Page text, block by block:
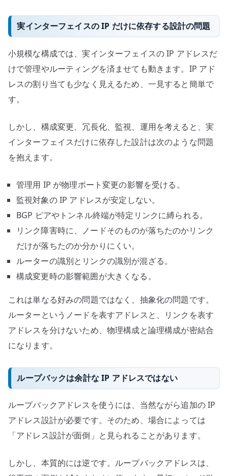
実インターフェイスの IP だけに依存する設計の問題
小規模な構成では、実インターフェイスの IP アドレスだ
けで管理やルーティングを済ませても動きます。IP アド
レスの割り当ても少なく見えるため、一見すると簡単で
す。
しかし、構成変更、冗長化、監視、運用を考えると、実
インターフェイスだけに依存した設計は次のような問題
を抱えます。
管理用 IP が物理ポート変更の影響を受ける。
監視対象の IP アドレスが安定しない。
BGP ピアやトンネル終端が特定リンクに縛られる。
リンク障害時に、ノードそのものが落ちたのかリンク
だけが落ちたのか分かりにくい。
ルーターの識別とリンクの識別が混ざる。
構成変更時の影響範囲が大きくなる。
これは単なる好みの問題ではなく、抽象化の問題です。
ルーターというノードを表すアドレスと、リンクを表す
アドレスを分けないため、物理構成と論理構成が密結合
になります。
ループバックは余計な IP アドレスではない
ループバックアドレスを使うには、当然ながら追加の IP
アドレス設計が必要です。そのため、場合によっては
「アドレス設計が面倒」と見られることがあります。
しかし、本質的には逆です。ループバックアドレスは、